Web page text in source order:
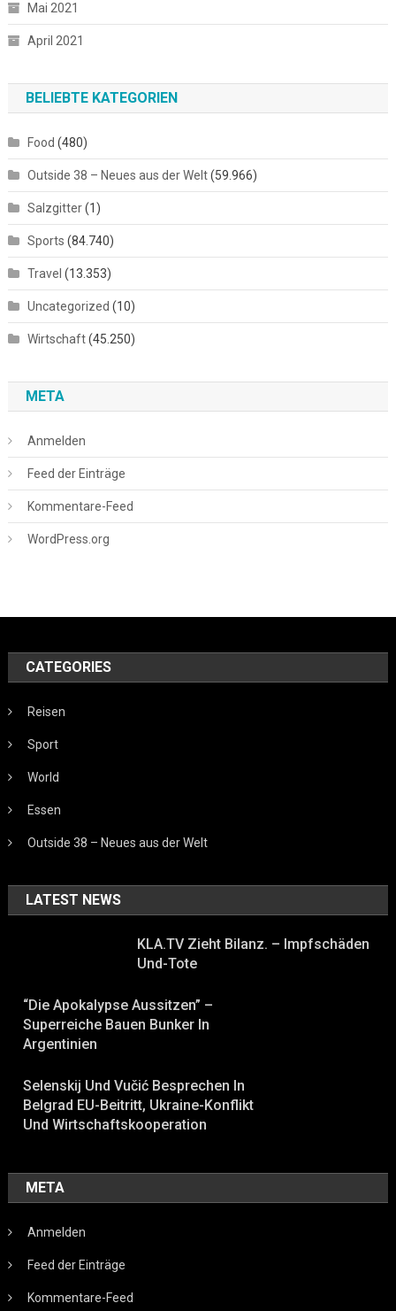
Mai 2021
April 2021
BELIEBTE KATEGORIEN
Food (480)
Outside 38 – Neues aus der Welt(59.966)
Salzgitter(1)
Sports (84.740)
Travel (13.353)
Uncategorized (10)
Wirtschaft(45.250)
META
Anmelden
Feed der Einträge
Kommentare-Feed
WordPress.org
CATEGORIES
Reisen
Sport
World
Essen
Outside 38 – Neues aus der Welt
LATEST NEWS
KLA.TV Zieht Bilanz. – Impfschäden
Und-Tote
“Die Apokalypse Aussitzen” –
Superreiche Bauen Bunker In
Argentinien
Selenskij Und Vučić Besprechen In
Belgrad EU-Beitritt, Ukraine-Konflikt
Und Wirtschaftskooperation
META
Anmelden
Feed der Einträge
Kommentare-Feed